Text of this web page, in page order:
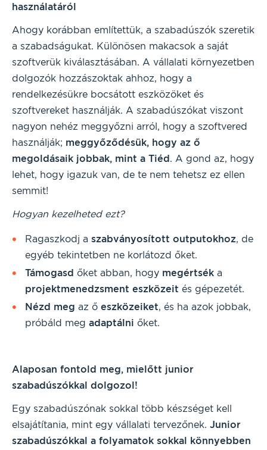
használatáról
Ahogy korábban említettük, a szabadúszók szeretik
a szabadságukat. Különösen makacsok a saját
szoftverük kiválasztásában. A vállalati környezetben
dolgozók hozzászoktak ahhoz, hogy a
rendelkezésükre bocsátott eszközöket és
szoftvereket használják. A szabadúszókat viszont
nagyon nehéz meggyőzni arról, hogy a szoftvered
használják; meggyőződésük, hogy az ő
megoldásaik jobbak, mint a Tiéd. A gond az, hogy
lehet, hogy igazuk van, de te nem tehetsz ez ellen
semmit!
Hogyan kezelheted ezt?
Ragaszkodj a szabványosított outputokhoz, de
egyéb tekintetben ne korlátozd őket.
Támogasd őket abban, hogy megértsék a
projektmenedzsment eszközeit és gépezetét.
Nézd meg az ő eszközeiket, és ha azok jobbak,
próbáld meg adaptálni őket.
Alaposan fontold meg, mielőtt junior
szabadúszókkal dolgozol!
Egy szabadúszónak sokkal több készséget kell
elsajátítania, mint egy vállalati tervezőnek. Junior
szabadúszókkal a folyamatok sokkal könnyebben